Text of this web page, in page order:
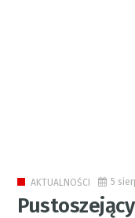
AKTUALNOŚCI 5